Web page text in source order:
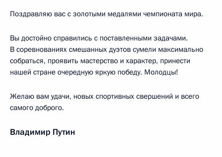
Поздравляю вас с золотыми медалями чемпионата мира.
Вы достойно справились с поставленными задачами.
В соревнованиях смешанных дуэтов сумели максимально
собраться, проявить мастерство и характер, принести
нашей стране очередную яркую победу. Молодцы!
Желаю вам удачи, новых спортивных свершений и всего
самого доброго.
Владимир Путин